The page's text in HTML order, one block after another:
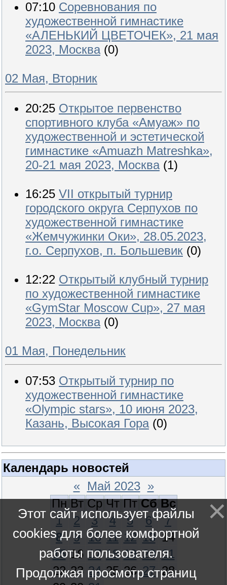
07:10 Соревнования по
художественной гимнастике
«АЛЕНЬКИЙ ЦВЕТОЧЕК», 21 мая
2023, Москва (0)
02 Мая, Вторник
20:25 Открытое первенство
спортивного клуба «Амуаж» по
художественной и эстетической
гимнастике «Amuazh Matreshka»,
20-21 мая 2023, Москва (1)
16:25 VII открытый турнир
городского округа Серпухов по
художественной гимнастике
«Жемчужинки Оки», 28.05.2023,
г.о. Серпухов, п. Большевик (0)
12:22 Открытый клубный турнир
по художественной гимнастике
«GymStar Moscow Cup», 27 мая
2023, Москва (0)
01 Мая, Понедельник
07:53 Открытый турнир по
художественной гимнастике
«Olympic stars», 10 июня 2023,
Казань, Высокая Гора (0)
Календарь новостей
«
Май 2023 »
Пн Вт Ср Чт Пт Сб Вс
1
2 3 4 5 6
7
8
9 10 11 12 13 14
15 16 17 18 19 20 21
22 23 24 25 26 27 28
Этот сайт использует файлы
cookies для более комфортной
работы пользователя.
Продолжая просмотр страниц